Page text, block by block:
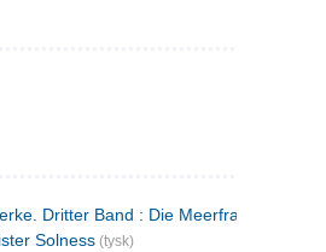
Dritter Band : Die Meerfrau ; Hedda
Solness (tysk)